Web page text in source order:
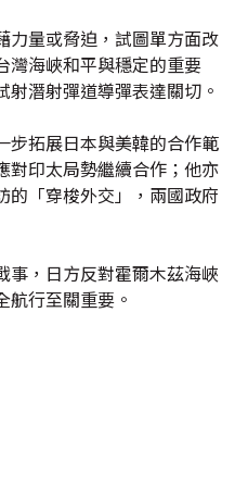
力量或脅迫，試圖單方面改
灣海峽和平與穩定的重要
潛射彈道導彈表達關切。
步拓展日本與美韓的合作範
對印太局勢繼續合作；他亦
的「穿梭外交」，兩國政府
事，日方反對霍爾木茲海峽
航行至關重要。